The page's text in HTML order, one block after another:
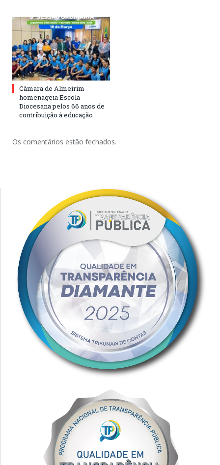
Câmara de Almeirim
homenageia Escola
Diocesana pelos 66 anos de
contribuição à educação
Os comentários estão fechados.